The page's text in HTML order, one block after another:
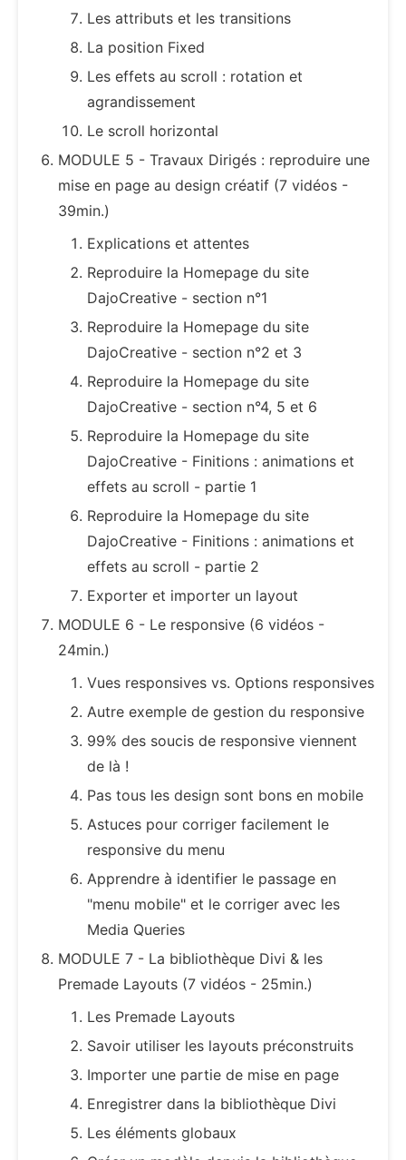
Les attributs et les transitions
La position Fixed
Les effets au scroll : rotation et
agrandissement
Le scroll horizontal
MODULE 5 - Travaux Dirigés : reproduire une
mise en page au design créatif (7 vidéos -
39min.)
Explications et attentes
Reproduire la Homepage du site
DajoCreative - section n°1
Reproduire la Homepage du site
DajoCreative - section n°2 et 3
Reproduire la Homepage du site
DajoCreative - section n°4, 5 et 6
Reproduire la Homepage du site
DajoCreative - Finitions : animations et
effets au scroll - partie 1
Reproduire la Homepage du site
DajoCreative - Finitions : animations et
effets au scroll - partie 2
Exporter et importer un layout
MODULE 6 - Le responsive (6 vidéos -
24min.)
Vues responsives vs. Options responsives
Autre exemple de gestion du responsive
99% des soucis de responsive viennent
de là !
Pas tous les design sont bons en mobile
Astuces pour corriger facilement le
responsive du menu
Apprendre à identifier le passage en
"menu mobile" et le corriger avec les
Media Queries
MODULE 7 - La bibliothèque Divi & les
Premade Layouts (7 vidéos - 25min.)
Les Premade Layouts
Savoir utiliser les layouts préconstruits
Importer une partie de mise en page
Enregistrer dans la bibliothèque Divi
Les éléments globaux